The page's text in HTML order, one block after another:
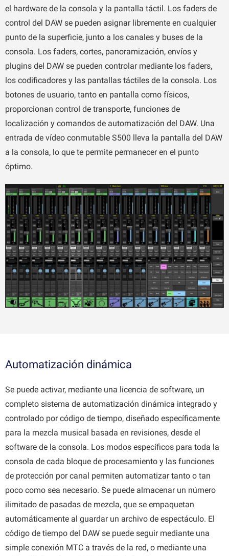
el hardware de la consola y la pantalla táctil. Los faders de
control del DAW se pueden asignar libremente en cualquier
punto de la superficie, junto a los canales y buses de la
consola. Los faders, cortes, panoramización, envíos y
plugins del DAW se pueden controlar mediante los faders,
los codificadores y las pantallas táctiles de la consola. Los
botones de usuario, tanto en pantalla como físicos,
proporcionan control de transporte, funciones de
localización y comandos de automatización del DAW. Una
entrada de vídeo conmutable S500 lleva la pantalla del DAW
a la consola, lo que te permite permanecer en el punto
óptimo.
Automatización dinámica
Se puede activar, mediante una licencia de software, un
completo sistema de automatización dinámica integrado y
controlado por código de tiempo, diseñado específicamente
para la mezcla musical basada en revisiones, desde el
software de la consola. Los modos específicos para toda la
consola de cada bloque de procesamiento y las funciones
de protección por canal permiten automatizar tanto o tan
poco como sea necesario. Se puede almacenar un número
ilimitado de pasadas de mezcla, que se empaquetan
automáticamente al guardar un archivo de espectáculo. El
código de tiempo del DAW se puede seguir mediante una
simple conexión MTC a través de la red, o mediante una